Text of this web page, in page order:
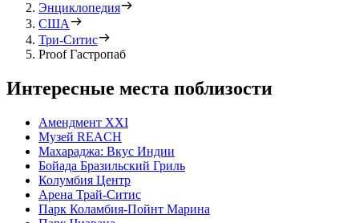
Энциклопедия
США
Три-Ситис
Proof Гастропаб
Интересные места поблизости
Амендмент XXI
Музей REACH
Махараджа: Вкус Индии
Бойада Бразильский Гриль
Колумбия Центр
Арена Трай-Ситис
Парк Коламбия-Пойнт Марина